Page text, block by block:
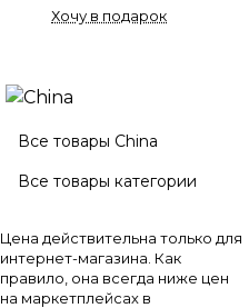
Хочу в подарок
Все товары China
Все товары категории
Цена действительна только для
интернет-магазина. Как
правило, она всегда ниже цен
на маркетплейсах в